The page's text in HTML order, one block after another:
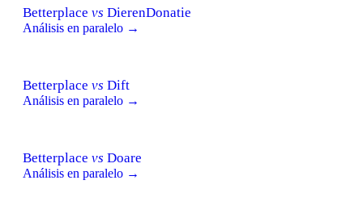
Betterplace vs DierenDonatie
Análisis en paralelo →
Betterplace vs Dift
Análisis en paralelo →
Betterplace vs Doare
Análisis en paralelo →